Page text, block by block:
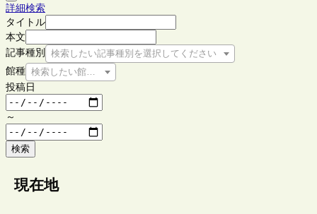
詳細検索
タイトル
本文
記事種別
検索したい記事種別を選択してください
館種 検索したい館種を選択してください
投稿日
～
検索
現在地